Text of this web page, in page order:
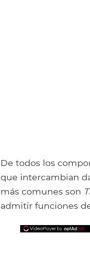
De todos los
que intercambian
más comunes son
admitir funciones